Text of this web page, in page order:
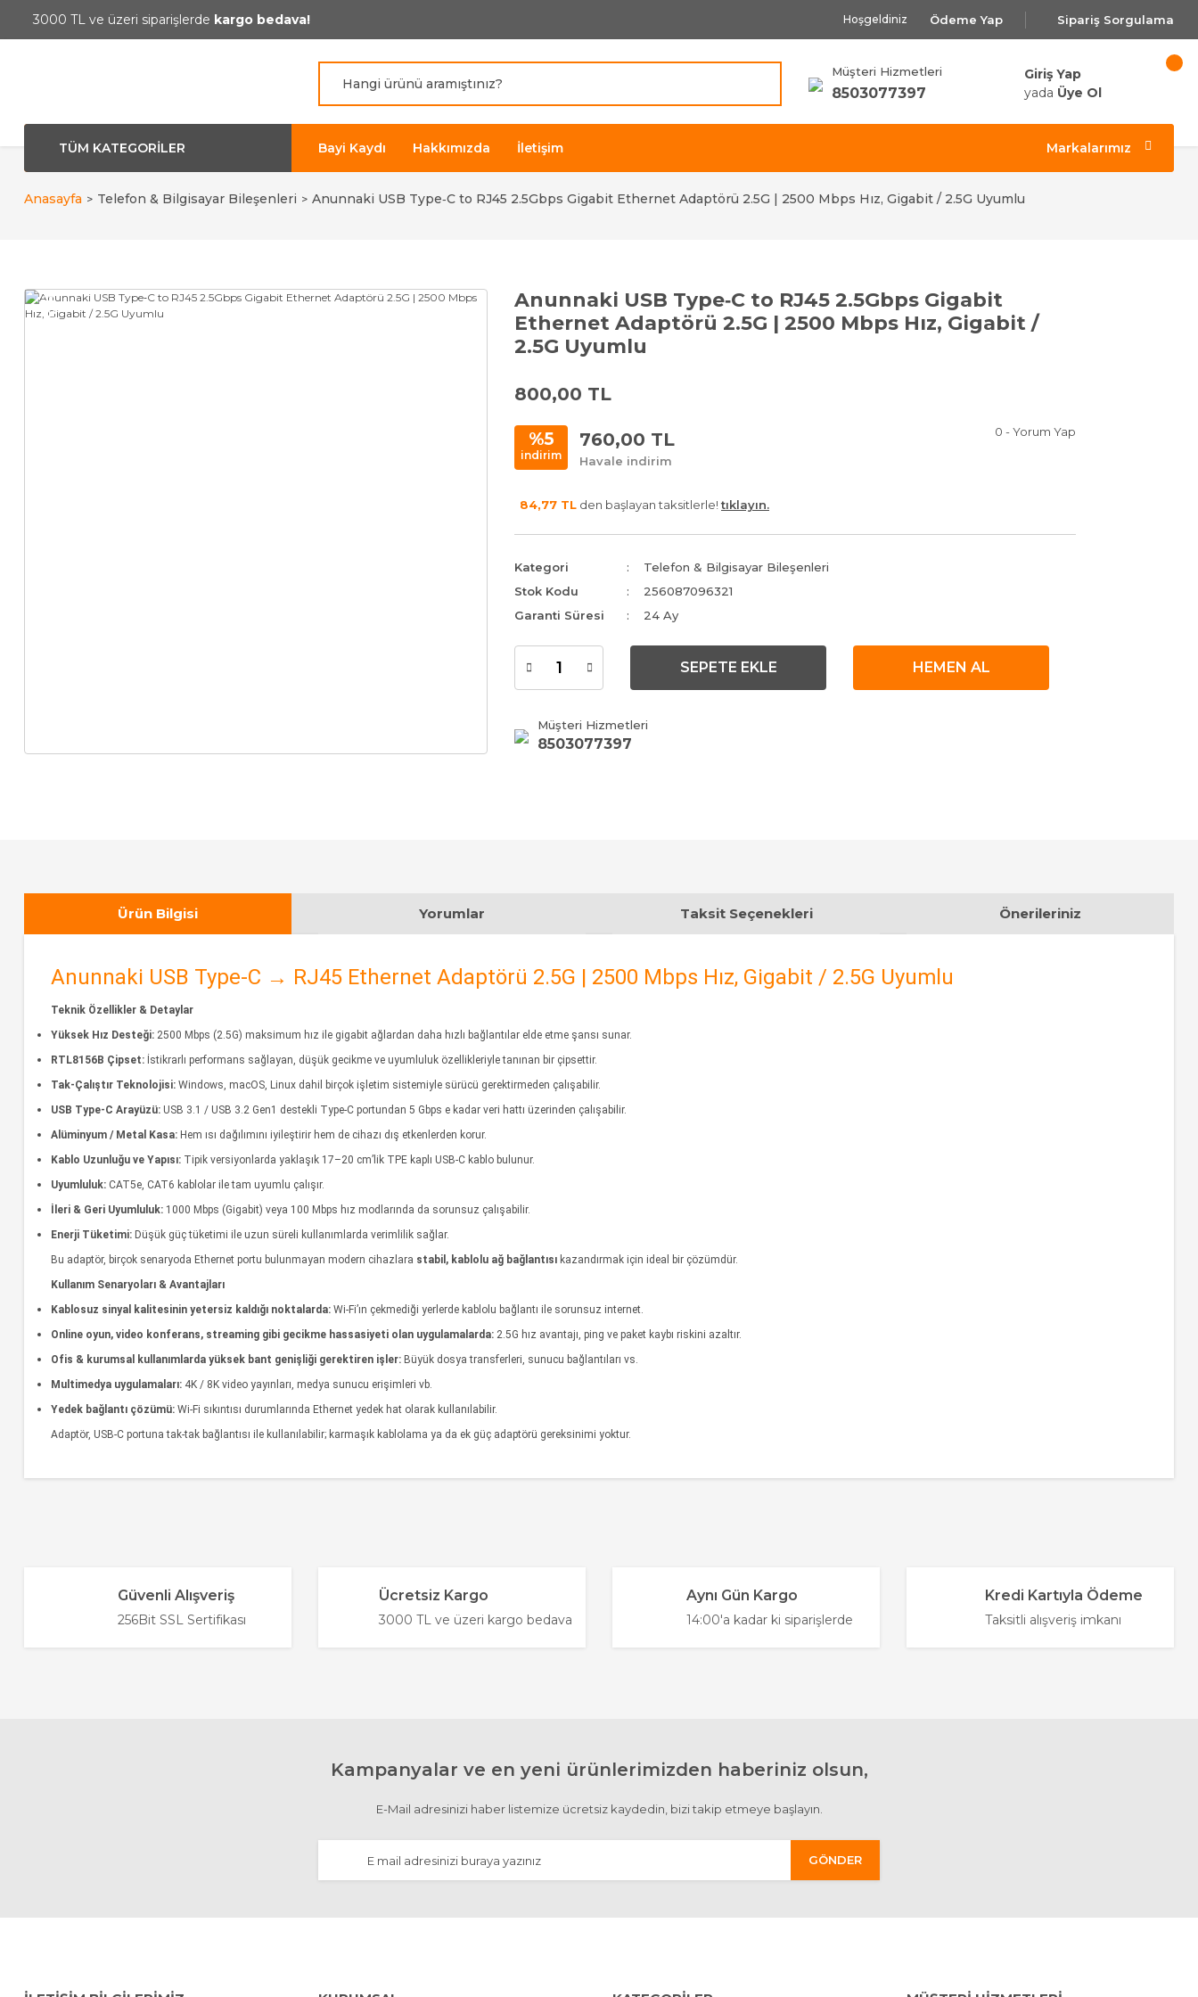
3000 TL ve üzeri siparişlerde kargo bedava! Hoşgeldiniz Ödeme Yap Sipariş Sorgulama
Müşteri Hizmetleri
8503077397
Giriş Yap
yada Üye Ol
TÜM KATEGORİLER Bayi Kaydı Hakkımızda İletişim Markalarımız
Anasayfa Telefon & Bilgisayar Bileşenleri Anunnaki USB Type‑C to RJ45 2.5Gbps Gigabit Ethernet Adaptörü 2.5G | 2500 Mbps Hız, Gigabit / 2.5G Uyumlu
YENİ
Anunnaki USB Type‑C to RJ45 2.5Gbps Gigabit
Ethernet Adaptörü 2.5G | 2500 Mbps Hız, Gigabit /
2.5G Uyumlu
800,00 TL
%5
indirim
760,00 TL
Havale indirim
0 - Yorum Yap
84,77 TL den başlayan taksitlerle! tıklayın.
Kategori
Telefon & Bilgisayar Bileşenleri
Stok Kodu
256087096321
Garanti Süresi
24 Ay
SEPETE EKLE HEMEN AL
Müşteri Hizmetleri
8503077397
Ürün Bilgisi Yorumlar Taksit Seçenekleri Önerileriniz
Anunnaki USB Type‑C → RJ45 Ethernet Adaptörü 2.5G | 2500 Mbps Hız, Gigabit / 2.5G Uyumlu
Teknik Özellikler & Detaylar
Yüksek Hız Desteği: 2500 Mbps (2.5G) maksimum hız ile gigabit ağlardan daha hızlı bağlantılar elde etme şansı sunar.
RTL8156B Çipset: İstikrarlı performans sağlayan, düşük gecikme ve uyumluluk özellikleriyle tanınan bir çipsettir.
Tak-Çalıştır Teknolojisi: Windows, macOS, Linux dahil birçok işletim sistemiyle sürücü gerektirmeden çalışabilir.
USB Type‑C Arayüzü: USB 3.1 / USB 3.2 Gen1 destekli Type‑C portundan 5 Gbps e kadar veri hattı üzerinden çalışabilir.
Alüminyum / Metal Kasa: Hem ısı dağılımını iyileştirir hem de cihazı dış etkenlerden korur.
Kablo Uzunluğu ve Yapısı: Tipik versiyonlarda yaklaşık 17–20 cm’lik TPE kaplı USB‑C kablo bulunur.
Uyumluluk: CAT5e, CAT6 kablolar ile tam uyumlu çalışır.
İleri & Geri Uyumluluk: 1000 Mbps (Gigabit) veya 100 Mbps hız modlarında da sorunsuz çalışabilir.
Enerji Tüketimi: Düşük güç tüketimi ile uzun süreli kullanımlarda verimlilik sağlar.
Bu adaptör, birçok senaryoda Ethernet portu bulunmayan modern cihazlara stabil, kablolu ağ bağlantısı kazandırmak için ideal bir çözümdür.
Kullanım Senaryoları & Avantajları
Kablosuz sinyal kalitesinin yetersiz kaldığı noktalarda: Wi‑Fi’ın çekmediği yerlerde kablolu bağlantı ile sorunsuz internet.
Online oyun, video konferans, streaming gibi gecikme hassasiyeti olan uygulamalarda: 2.5G hız avantajı, ping ve paket kaybı riskini azaltır.
Ofis & kurumsal kullanımlarda yüksek bant genişliği gerektiren işler: Büyük dosya transferleri, sunucu bağlantıları vs.
Multimedya uygulamaları: 4K / 8K video yayınları, medya sunucu erişimleri vb.
Yedek bağlantı çözümü: Wi-Fi sıkıntısı durumlarında Ethernet yedek hat olarak kullanılabilir.
Adaptör, USB‑C portuna tak-tak bağlantısı ile kullanılabilir; karmaşık kablolama ya da ek güç adaptörü gereksinimi yoktur.
Ürün açıklamasında eksik bilgiler bulunuyor.
Gönder
Güvenli Alışveriş
256Bit SSL Sertifikası
Ücretsiz Kargo
3000 TL ve üzeri kargo bedava
Aynı Gün Kargo
14:00'a kadar ki siparişlerde
Kredi Kartıyla Ödeme
Taksitli alışveriş imkanı
Kampanyalar ve en yeni ürünlerimizden haberiniz olsun,
E-Mail adresinizi haber listemize ücretsiz kaydedin, bizi takip etmeye başlayın.
GÖNDER